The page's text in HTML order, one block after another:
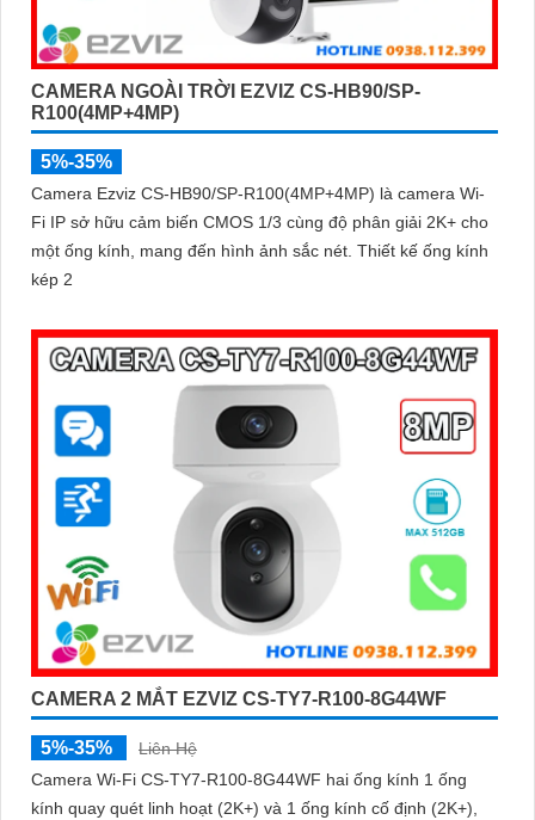
CAMERA NGOÀI TRỜI EZVIZ CS-HB90/SP-
R100(4MP+4MP)
5%-35%
Camera Ezviz CS-HB90/SP-R100(4MP+4MP) là camera Wi-
Fi IP sở hữu cảm biến CMOS 1/3 cùng độ phân giải 2K+ cho
một ống kính, mang đến hình ảnh sắc nét. Thiết kế ống kính
kép 2
CAMERA 2 MẮT EZVIZ CS-TY7-R100-8G44WF
5%-35%
Liên Hệ
Camera Wi-Fi CS-TY7-R100-8G44WF hai ống kính 1 ống
kính quay quét linh hoạt (2K+) và 1 ống kính cố định (2K+),